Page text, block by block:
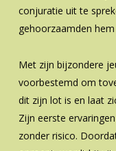
conjuratie uit te
gehoorzaamden
Met zijn bijzondere
voorbestemd om
dit zijn lot is en laat
Zijn eerste
zonder risico.